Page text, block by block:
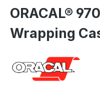
ORACAL®
Wrapping